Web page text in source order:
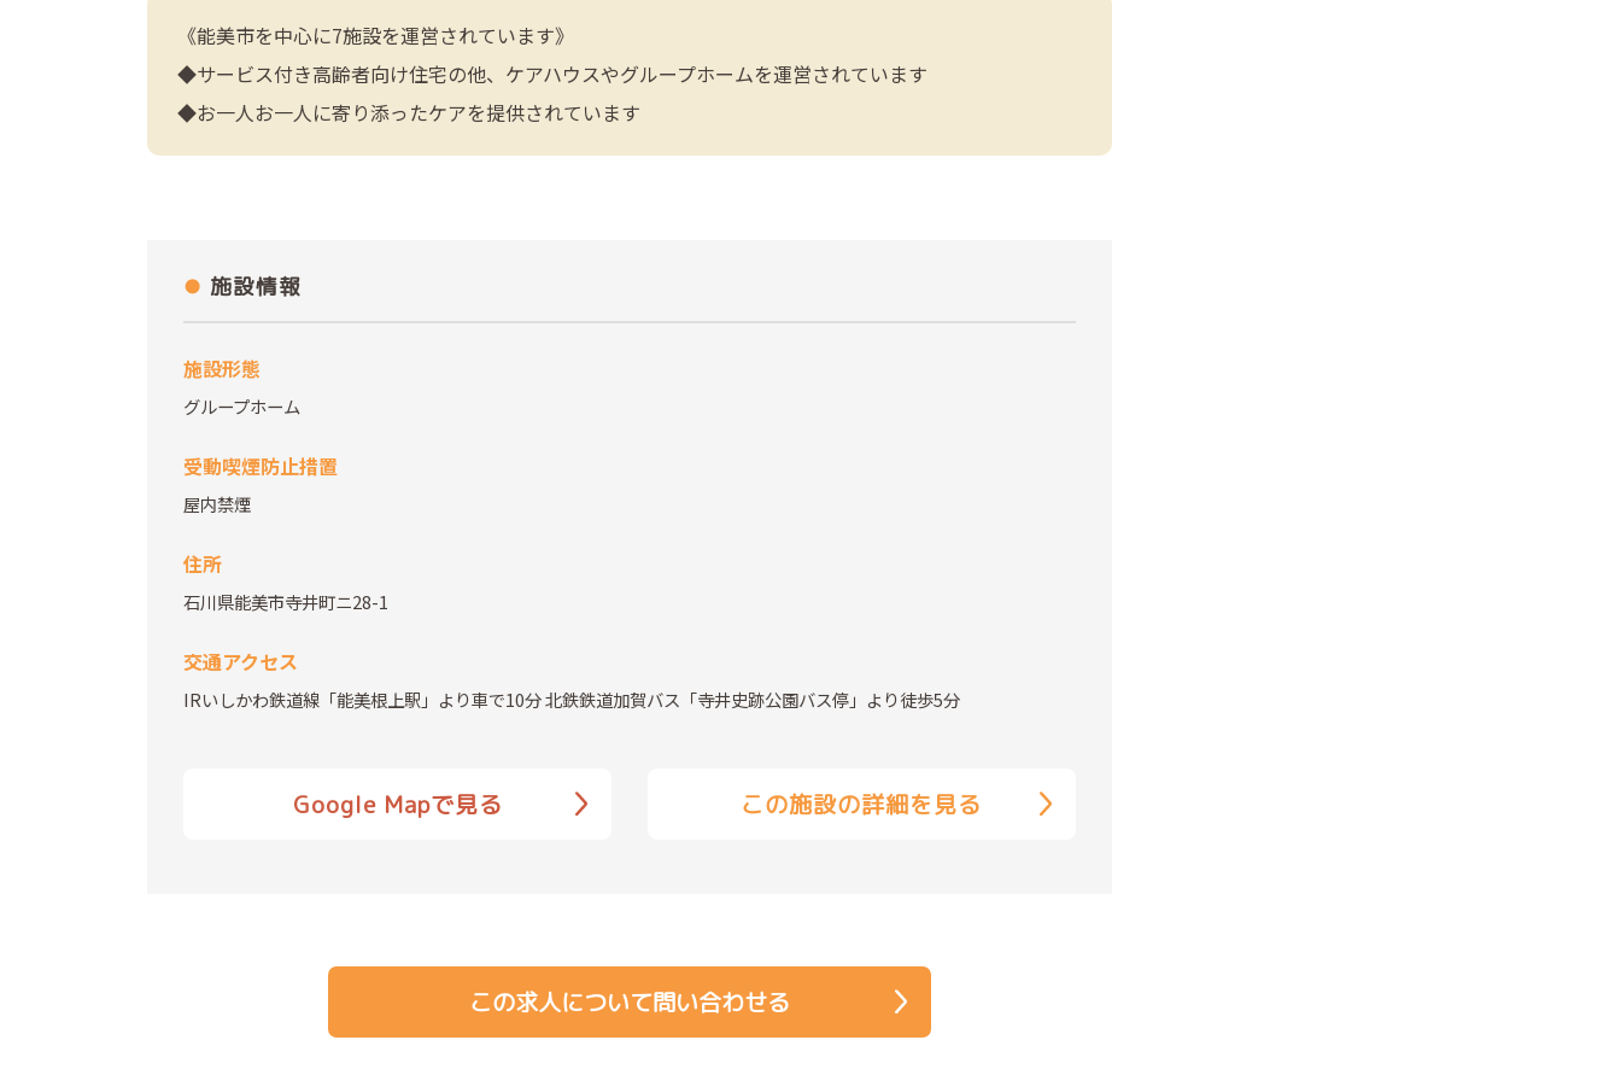
《能美市を中心に7施設を運営されています》
◆サービス付き高齢者向け住宅の他、ケアハウスやグループホームを運営されています
◆お一人お一人に寄り添ったケアを提供されています
施設情報
施設形態
グループホーム
受動喫煙防止措置
屋内禁煙
住所
石川県能美市寺井町ニ28-1
交通アクセス
IRいしかわ鉄道線「能美根上駅」より車で10分 北鉄鉄道加賀バス「寺井史跡公園バス停」より徒歩5分
Google Mapで見る この施設の詳細を見る
この求人について問い合わせる